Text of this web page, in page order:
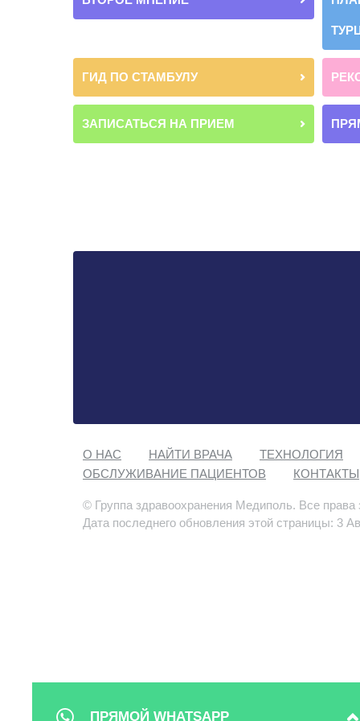
ГИД ПО СТАМБУЛУ
ЗАПИСАТЬСЯ НА ПРИЕМ
О НАС НАЙТИ ВРАЧА ТЕХНОЛОГИЯ
ОБСЛУЖИВАНИЕ ПАЦИЕНТОВ
КОНТАКТЫ
© Группа здравоохранения Медиполь. Все
Дата последнего обновления этой страницы: 3
ПРЯМОЙ WHATSAPP